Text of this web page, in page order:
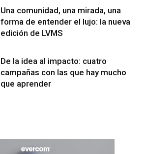
Una comunidad, una mirada, una
forma de entender el lujo: la nueva
edición de LVMS
De la idea al impacto: cuatro
campañas con las que hay mucho
que aprender